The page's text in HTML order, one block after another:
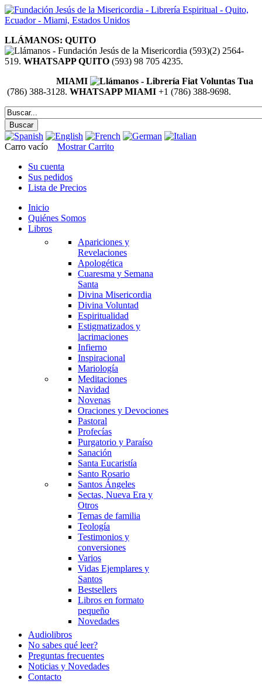
LLÁMANOS: QUITO
(593)(2) 2564-
519. WHATSAPP QUITO (593) 98 705 4235.
MIAMI
(786) 388-3128. WHATSAPP MIAMI +1 (786) 388-9698.
Carro vacío
Mostrar Carrito
Su cuenta
Sus pedidos
Lista de Precios
Inicio
Quiénes Somos
Libros
Apariciones y
Revelaciones
Apologética
Cuaresma y Semana
Santa
Divina Misericordia
Divina Voluntad
Espiritualidad
Estigmatizados y
lacrimaciones
Infierno
Inspiracional
Mariología
Meditaciones
Navidad
Novenas
Oraciones y Devociones
Pastoral
Profecías
Purgatorio y Paraíso
Sanación
Santa Eucaristía
Santo Rosario
Santos Ángeles
Sectas, Nueva Era y
Otros
Temas de familia
Teología
Testimonios y
conversiones
Varios
Vidas Ejemplares y
Santos
Bestsellers
Libros en formato
pequeño
Novedades
Audiolibros
No sabes qué leer?
Preguntas frecuentes
Noticias y Novedades
Contacto